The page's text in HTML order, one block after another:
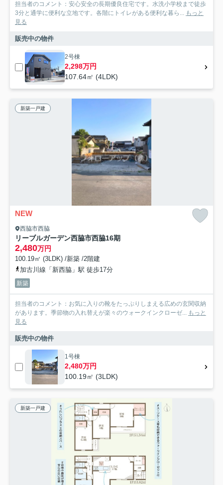
担当者のコメント：安心安全の長期優良住宅です。水洗小学校まで徒歩
3分と通学に便利な立地です。各階にトイレがある便利な暮ら... もっと
見る
販売中の物件
2号棟
2,298万円
107.64㎡ (4LDK)
新築一戸建
NEW
西脇市西脇
リーブルガーデン西脇市西脇16期
2,480万円
100.19㎡ (3LDK) /新築 /2階建
加古川線「新西脇」駅 徒歩17分
新築
担当者のコメント：お気に入りの靴をたっぷりしまえる広めの玄関収納
があります。季節物の入れ替えが楽々のウォークインクローゼ... もっと
見る
販売中の物件
1号棟
2,480万円
100.19㎡ (3LDK)
新築一戸建